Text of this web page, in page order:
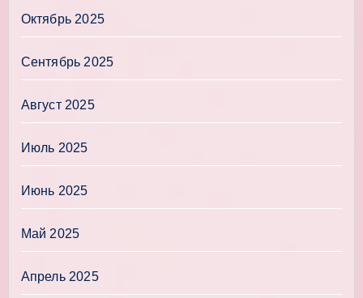
Октябрь 2025
Сентябрь 2025
Август 2025
Июль 2025
Июнь 2025
Май 2025
Апрель 2025